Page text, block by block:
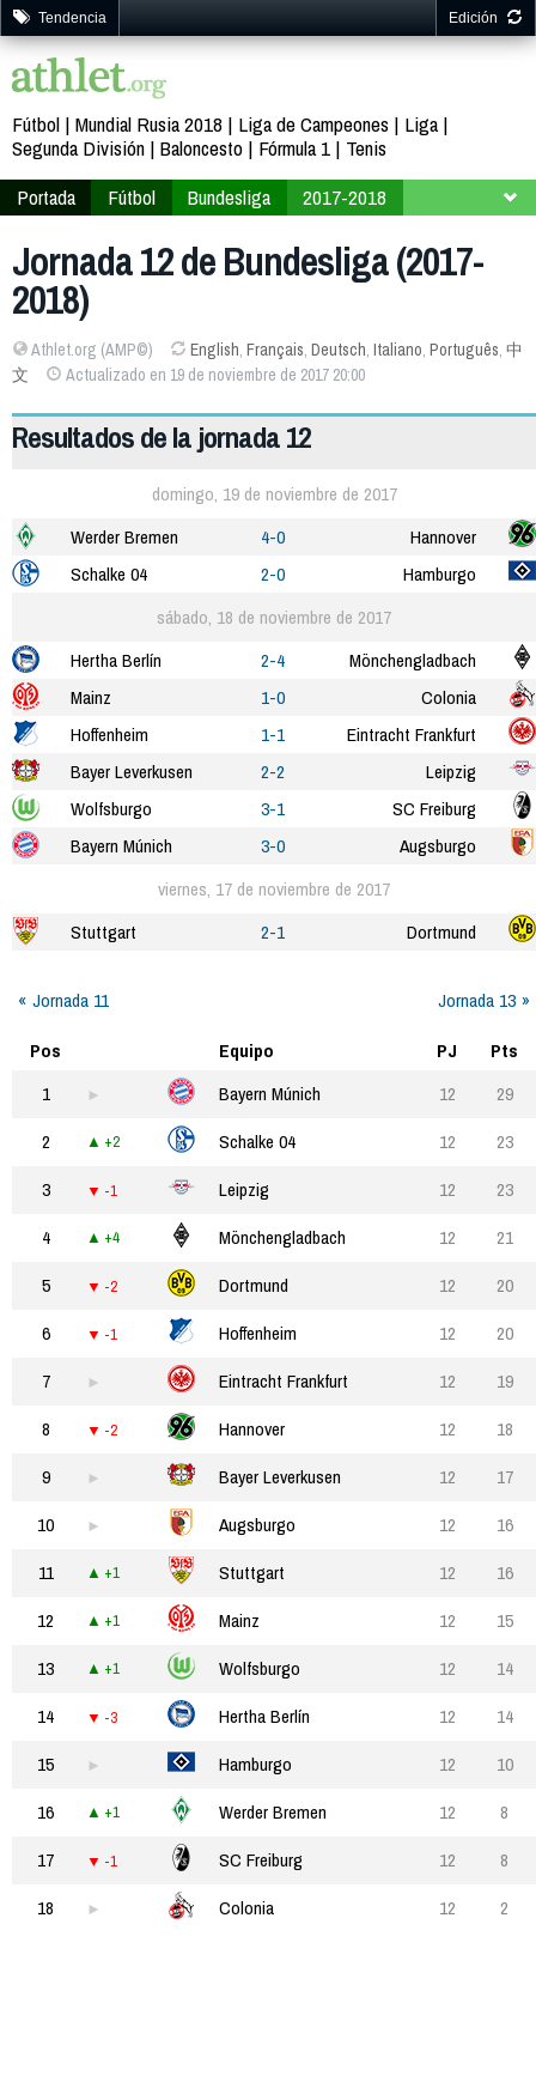
Tendencia Edición
Fútbol Mundial Rusia 2018 Liga de Campeones
Liga
Segunda División Baloncesto Fórmula 1
Tenis
Portada
Fútbol Bundesliga
2017-2018
Jornada 12 de Bundesliga (2017-
2018)
Athlet.org (AMP©) English, Français, Deutsch, Italiano, Português, 中
文
Actualizado en 19 de noviembre de 2017 20:00
Resultados de la jornada 12
domingo, 19 de noviembre de 2017
Werder Bremen
4-0
Hannover
Schalke 04
2-0
Hamburgo
sábado, 18 de noviembre de 2017
Hertha Berlín
2-4
Mönchengladbach
Mainz
1-0
Colonia
Hoffenheim
1-1
Eintracht Frankfurt
Bayer Leverkusen
2-2
Leipzig
Wolfsburgo
3-1
SC Freiburg
Bayern Múnich
3-0
Augsburgo
viernes, 17 de noviembre de 2017
Stuttgart
2-1 Dortmund
Jornada 11 Jornada 13
Pos Equipo PJ
Pts
1
Bayern Múnich 12
29
2
+2 Schalke 04 12
23
3
-1 Leipzig 12
23
4
+4 Mönchengladbach 12
21
5
-2 Dortmund 12
20
6
-1 Hoffenheim 12
20
7
Eintracht Frankfurt 12
19
8
-2 Hannover 12
18
9
Bayer Leverkusen 12
17
10
Augsburgo 12
16
11
+1 Stuttgart 12
16
12
+1 Mainz 12
15
13
+1 Wolfsburgo 12
14
14
-3 Hertha Berlín 12
14
15
Hamburgo 12
10
16
+1 Werder Bremen 12
8
17
-1 SC Freiburg 12
8
18
Colonia 12 2